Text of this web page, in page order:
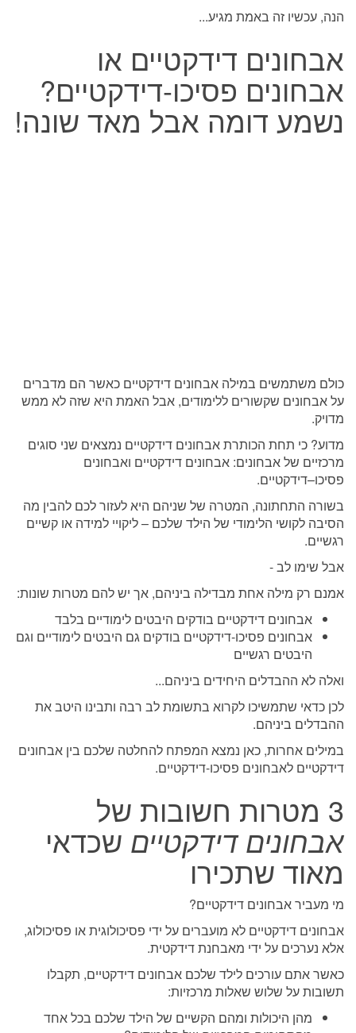
הנה, עכשיו זה באמת מגיע...
אבחונים דידקטיים או
אבחונים פסיכו-דידקטיים?
נשמע דומה אבל מאד שונה!
כולם משתמשים במילה אבחונים דידקטיים כאשר הם מדברים
על אבחונים שקשורים ללימודים, אבל האמת היא שזה לא ממש
מדויק.
מדוע? כי תחת הכותרת אבחונים דידקטיים נמצאים שני סוגים
מרכזיים של אבחונים: אבחונים דידקטיים ואבחונים
פסיכו–דידקטיים.
בשורה התחתונה, המטרה של שניהם היא לעזור לכם להבין מה
הסיבה לקושי הלימודי של הילד שלכם – ליקויי למידה או קשיים
רגשיים.
אבל שימו לב -
אמנם רק מילה אחת מבדילה ביניהם, אך יש להם מטרות שונות:
אבחונים דידקטיים בודקים היבטים לימודיים בלבד
אבחונים פסיכו-דידקטיים בודקים גם היבטים לימודיים וגם
היבטים רגשיים
ואלה לא ההבדלים היחידים ביניהם...
לכן כדאי שתמשיכו לקרוא בתשומת לב רבה ותבינו היטב את
ההבדלים ביניהם.
במילים אחרות, כאן נמצא המפתח להחלטה שלכם בין אבחונים
דידקטיים לאבחונים פסיכו-דידקטיים.
3 מטרות חשובות של
אבחוניםדידקטיים שכדאי
מאוד שתכירו
מי מעביר אבחונים דידקטיים?
אבחונים דידקטיים לא מועברים על ידי פסיכולוגית או פסיכולוג,
אלא נערכים על ידי מאבחנת דידקטית.
כאשר אתם עורכים לילד שלכם אבחונים דידקטיים, תקבלו
תשובות על שלוש שאלות מרכזיות:
מהן היכולות ומהם הקשיים של הילד שלכם בכל אחד